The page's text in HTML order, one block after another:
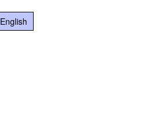
English